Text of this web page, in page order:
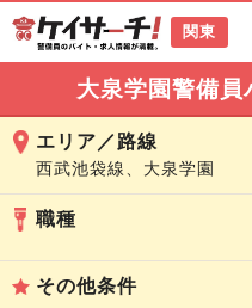
関東
大泉学園警備員
エリア／路線
西武池袋線、大泉学園
職種
その他条件